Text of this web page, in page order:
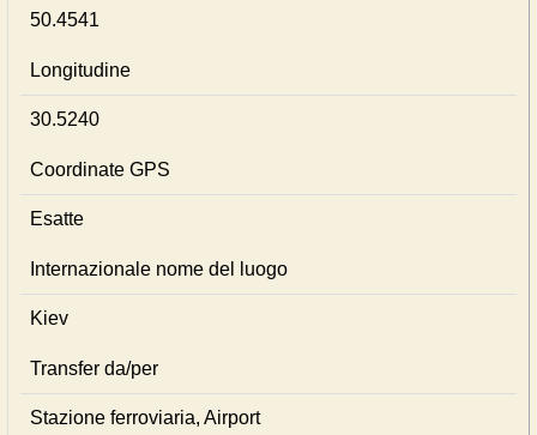
50.4541
Longitudine
30.5240
Coordinate GPS
Esatte
Internazionale nome del luogo
Kiev
Transfer da/per
Stazione ferroviaria, Airport